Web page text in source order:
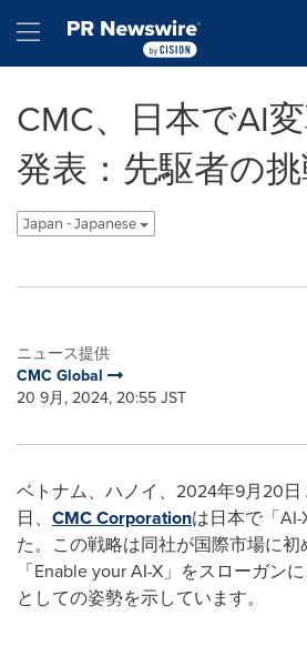
Hamburger menu
CMC、日本でAI
発表：先駆者の
Japan - Japanese
ニュース提供
CMC Global
20 9月, 2024, 20:55 JST
ベトナム、ハノイ、2024年9月20日
日、 CMC Corporationは日本で「
た。この戦略は同社が国際市場に初
「Enable your AI-X」をスローガン
としての姿勢を示しています。